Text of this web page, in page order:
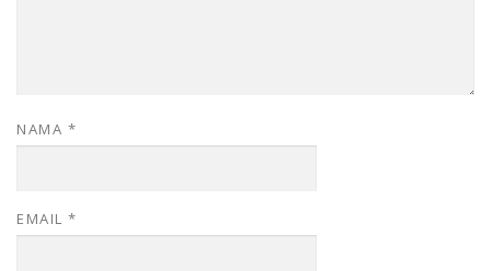
NAMA *
EMAIL *